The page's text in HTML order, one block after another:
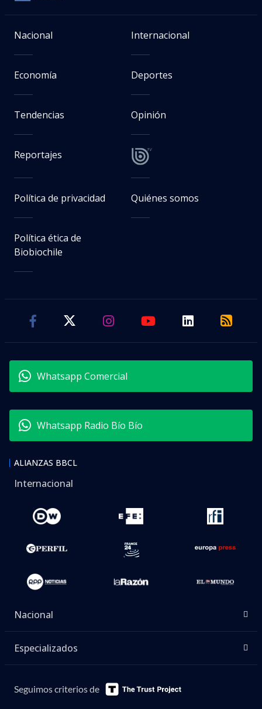
Nacional Internacional
Economía Deportes
Tendencias Opinión
Reportajes
Política de privacidad Quiénes somos
Política ética de
Biobiochile
Whatsapp Comercial
Whatsapp Radio Bío Bío
ALIANZAS BBCL
Internacional
Nacional
Especializados
Seguimos criterios de